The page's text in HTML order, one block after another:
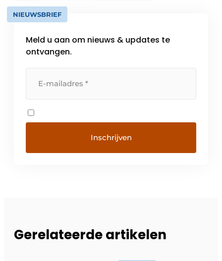
NIEUWSBRIEF
Meld u aan om nieuws & updates te
ontvangen.
Gerelateerde artikelen